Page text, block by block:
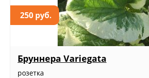
250 руб.
Бруннера Variegata
розетка